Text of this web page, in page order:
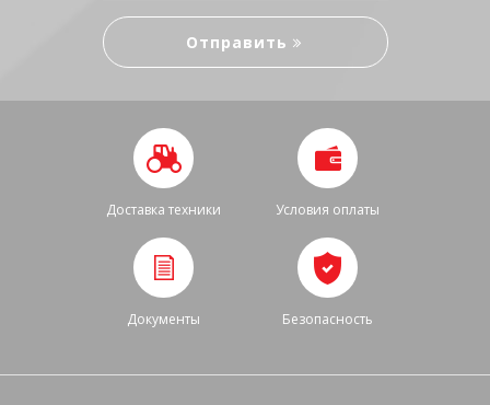
Доставка техники Условия оплаты
Документы Безопасность